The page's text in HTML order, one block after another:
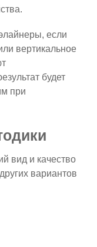
если
вертикальное
будет
при
вид и качество
вариантов